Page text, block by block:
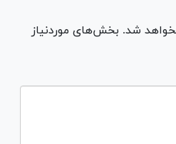
شد. بخش‌های موردنیاز